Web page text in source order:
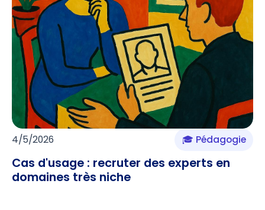
4/5/2026 🎓 Pédagogie
Cas d'usage : recruter des experts en
domaines très niche